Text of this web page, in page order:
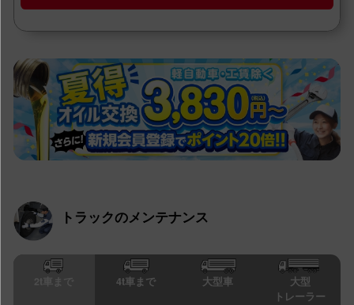
トラックのメンテナンス
4t車まで 大型車
大型
トレーラー